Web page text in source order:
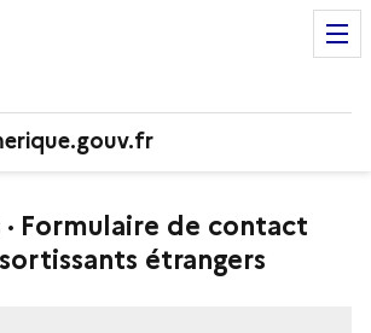
Formulaire de contact
étrangers